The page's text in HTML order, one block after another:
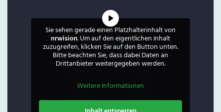
Sie sehen gerade einen Platzhalterinhalt von
nrwision. Um auf den eigentlichen Inhalt
zuzugreifen, klicken Sie auf den Button unten.
Bitte beachten Sie, dass dabei Daten an
Drittanbieter weitergegeben werden.
Weitere Informationen